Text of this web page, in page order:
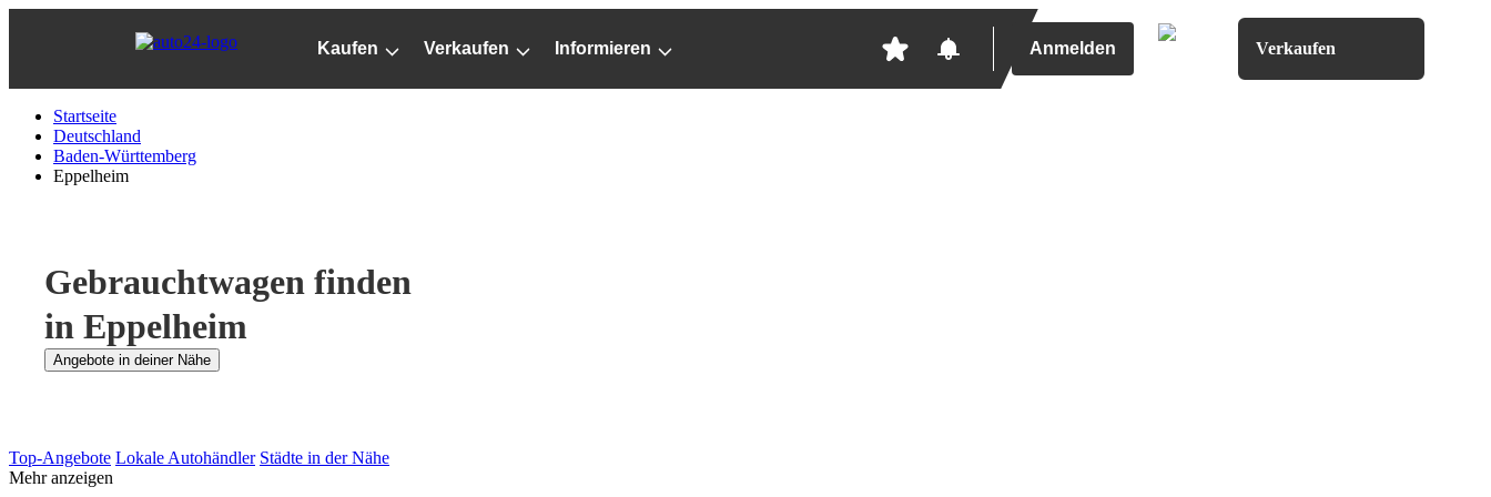
Kaufen Verkaufen Informieren Anmelden Verkaufen
Startseite
Deutschland
Baden-Württemberg
Eppelheim
Gebrauchtwagen finden
in Eppelheim
Angebote in deiner Nähe
Top-Angebote Lokale Autohändler Städte in der Nähe
Mehr anzeigen